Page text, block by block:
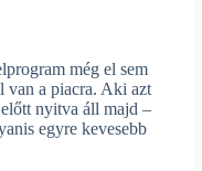
még el sem
van a piacra. Aki azt
nyitva áll majd –
egyre kevesebb